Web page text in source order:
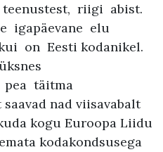
teenustest, riigi abist.
igapäevane elu
on Eesti kodanikel.
pea täitma
nad viisavabalt
kogu Euroopa Liidu
kodakondsusega